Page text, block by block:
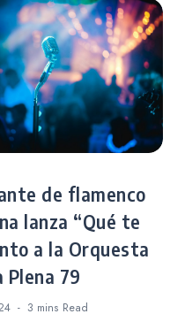
de flamenco
lanza “Qué te
a la Orquesta
Plena 79
3 mins Read